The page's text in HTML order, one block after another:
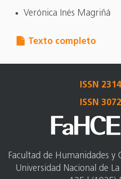
Verónica Inés Magriñá
Texto completo
ISSN
ISSN
Facultad de Humanidades y
Universidad Nacional de